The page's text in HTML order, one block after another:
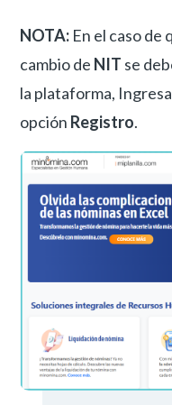
NOTA: En el caso de
cambio de NIT se
la plataforma,
opción Registro.